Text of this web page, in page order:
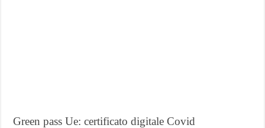
Green pass Ue: certificato digitale Covid